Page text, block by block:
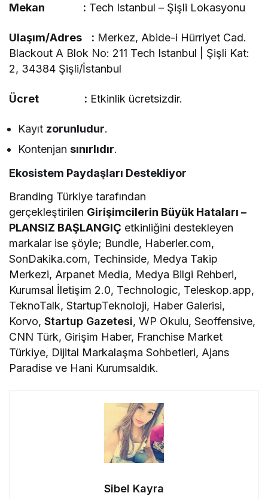
Mekan : Tech Istanbul – Şişli Lokasyonu
Ulaşım/Adres : Merkez, Abide-i Hürriyet Cad.
Blackout A Blok No: 211 Tech Istanbul | Şişli Kat:
2, 34384 Şişli/İstanbul
Ücret : Etkinlik ücretsizdir.
Kayıt zorunludur.
Kontenjansınırlıdır.
Ekosistem Paydaşları Destekliyor
Branding Türkiye tarafından
gerçekleştirilen Girişimcilerin Büyük Hataları –
PLANSIZ BAŞLANGIÇ etkinliğini destekleyen
markalar ise şöyle; Bundle, Haberler.com,
SonDakika.com, Techinside, Medya Takip
Merkezi, Arpanet Media, Medya Bilgi Rehberi,
Kurumsal İletişim 2.0, Technologic, Teleskop.app,
TeknoTalk, StartupTeknoloji, Haber Galerisi,
Korvo,Startup Gazetesi, WP Okulu, Seoffensive,
CNN Türk, Girişim Haber, Franchise Market
Türkiye, Dijital Markalaşma Sohbetleri, Ajans
Paradise ve Hani Kurumsaldık.
Sibel Kayra